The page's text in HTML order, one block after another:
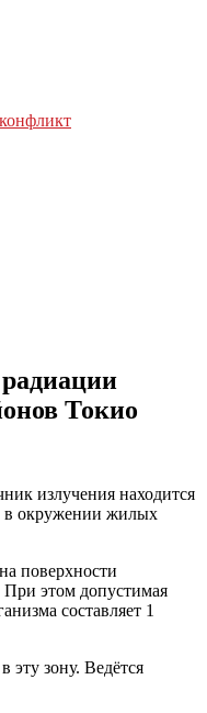
Токио
излучения находится
в окружении жилых
поверхности
При этом допустимая
составляет 1
эту зону. Ведётся